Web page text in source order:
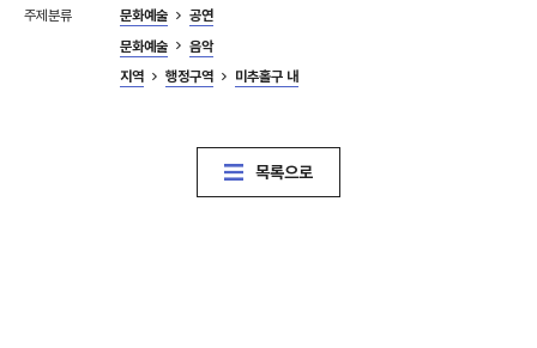
주제분류 문화예술
공연
문화예술
음악
지역
행정구역 미추홀구 내
목록으로